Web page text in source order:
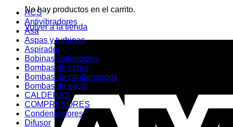
No hay productos en el carrito.
Volver a la tienda
ACS
Antivibradores
Asa
Aspas y turbinas
Aspirador
Bobinas-Solenoides
Bombas de carga
Bombas de condensados
Bombas de vacío
CALDERAS
COMPRESORES
Condensadores
Difusor